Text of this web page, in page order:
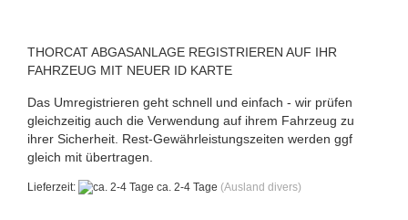
THORCAT ABGASANLAGE REGISTRIEREN AUF IHR
FAHRZEUG MIT NEUER ID KARTE
Das Umregistrieren geht schnell und einfach - wir prüfen
gleichzeitig auch die Verwendung auf ihrem Fahrzeug zu
ihrer Sicherheit. Rest-Gewährleistungszeiten werden ggf
gleich mit übertragen.
Lieferzeit: ca. 2-4 Tage (Ausland divers)